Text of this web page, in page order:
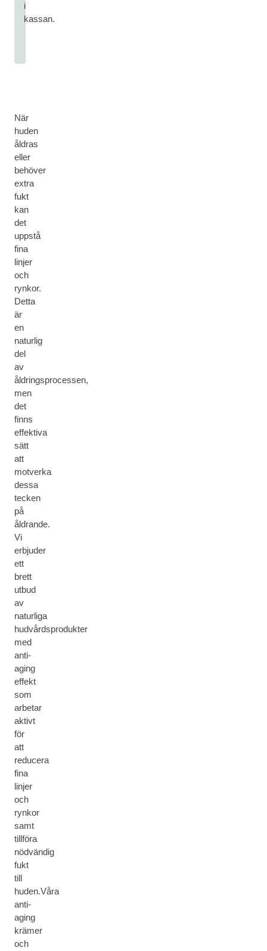
i
kassan.
När
huden
åldras
eller
behöver
extra
fukt
kan
det
uppstå
fina
linjer
och
rynkor.
Detta
är
en
naturlig
del
av
åldringsprocessen,
men
det
finns
effektiva
sätt
att
motverka
dessa
tecken
på
åldrande.
Vi
erbjuder
ett
brett
utbud
av
naturliga
hudvårdsprodukter
med
anti-
aging
effekt
som
arbetar
aktivt
för
att
reducera
fina
linjer
och
rynkor
samt
tillföra
nödvändig
fukt
till
huden.Våra
anti-
aging
krämer
och